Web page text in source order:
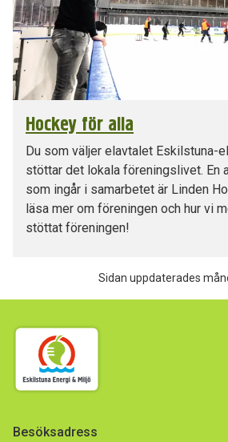
Hockey för alla
Du som väljer elavtalet Eskilstuna-
stöttar det lokala föreningslivet. En
som ingår i samarbetet är Linden
läsa mer om föreningen och hur vi
stöttat föreningen!
Sidan uppdaterades
Besöksadress